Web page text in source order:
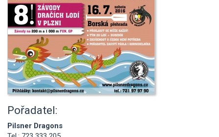
Pořadatel:
Pilsner Dragons